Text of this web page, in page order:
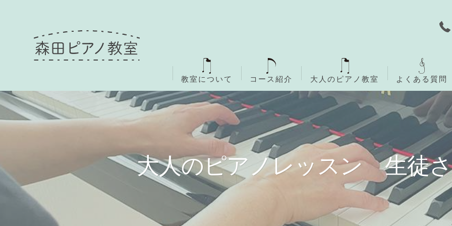
教室について コース紹介
無料体験レッスン
ご入会までの流れ
大人のピアノ教室 よくある質問
大人のピアノレッスン 生徒